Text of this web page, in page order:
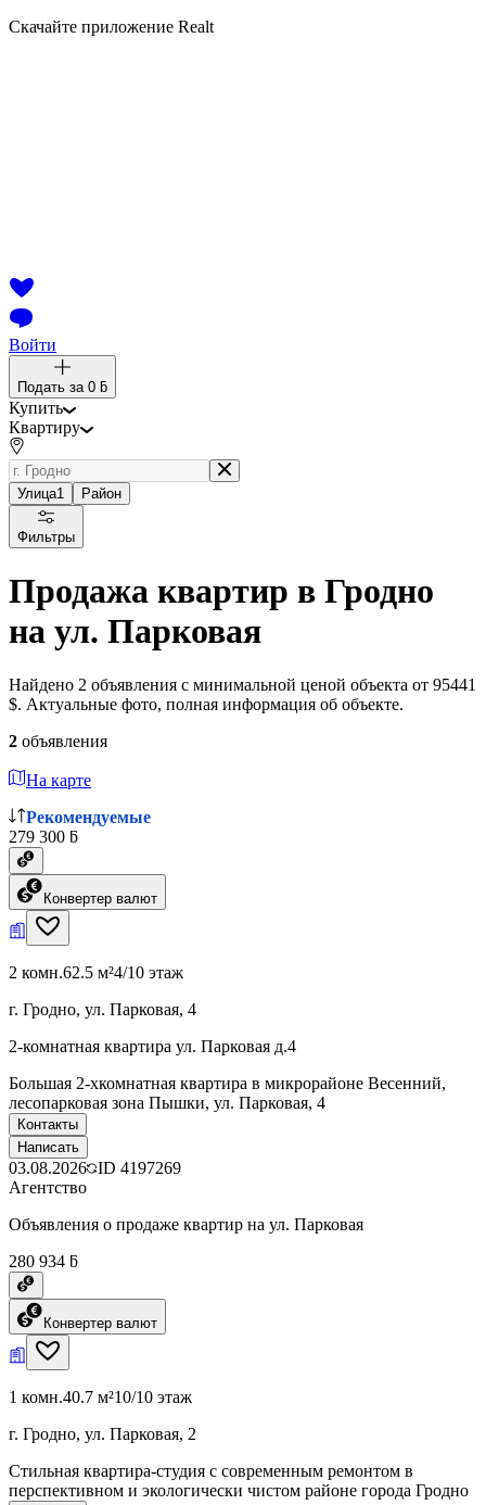
Скачайте приложение Realt
Войти
Подать за 0 ƃ
Купить
Квартиру
Улица1 Район
Фильтры
Продажа квартир в Гродно
на ул. Парковая
Найдено 2 объявления с минимальной ценой объекта от 95441
$. Актуальные фото, полная информация об объекте.
2 объявления
На карте
Рекомендуемые
279 300 ƃ
Конвертер валют
2 комн.62.5 м²4/10 этаж
г. Гродно, ул. Парковая, 4
2-комнатная квартира ул. Парковая д.4
Большая 2-хкомнатная квартира в микрорайоне Весенний,
лесопарковая зона Пышки, ул. Парковая, 4
Контакты
Написать
03.08.2026 ID 4197269
Агентство
Объявления о продаже квартир на ул. Парковая
280 934 ƃ
Конвертер валют
1 комн.40.7 м²10/10 этаж
г. Гродно, ул. Парковая, 2
Стильная квартира-студия с современным ремонтом в
перспективном и экологически чистом районе города Гродно